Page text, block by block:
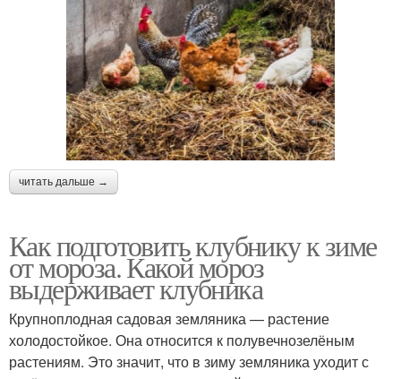
читать дальше →
Как подготовить клубнику к зиме
от мороза. Какой мороз
выдерживает клубника
Крупноплодная садовая земляника — растение
холодостойкое. Она относится к полувечнозелёным
растениям. Это значит, что в зиму земляника уходит с